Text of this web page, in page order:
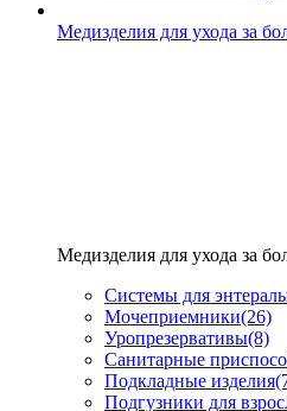
Медизделия для ухода за
Медизделия для ухода за
Системы для
Мочеприемники(26)
Уропрезервативы(8)
Санитарные
Подкладные изделия
Подгузники для